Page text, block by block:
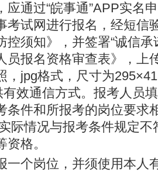
通过“皖事通”APP实名
考试网进行报名，经短信
控须知》，并签署“诚信
员报名资格审查表》，上
，jpg格式，尺寸为
效通信方式。报考人员
条件和所报考的岗位要求
际情况与报考条件规定不
格。
一个岗位，并须使用本人